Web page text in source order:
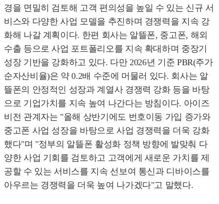
경을 면밀히 검토해 고객 편의성을 높일 수 있는 신규 서
비스와 다양한 사업 모델을 추진하며 경쟁력을 지속 강
화해 나갈 계획이다. 한편 회사는 알뜰폰, 중고폰, 해외
수출 등으로 사업 포트폴리오를 지속 확대하며 중장기
성장 기반을 강화하고 있다. 다만 2026년 기준 PBR(주가
순자산비율)은 약 0.2배 수준에 머물러 있다. 회사는 알
뜰폰의 안정적인 성장과 계열사 경쟁력 강화 등을 바탕
으로 기업가치를 지속 높여 나간다는 방침이다. 아이즈
비전 관계자는 "올해 상반기에도 번호이동 가입 증가와
중고폰 사업 성장을 바탕으로 사업 경쟁력을 더욱 강화
했다"며 "정부의 알뜰폰 활성화 정책 방향에 발맞춰 다
양한 사업 기회를 검토하고 고객에게 새로운 가치를 제
공할 수 있는 서비스를 지속 선보여 통신과 디바이스를
아우르는 경쟁력을 더욱 높여 나가겠다"고 말했다.